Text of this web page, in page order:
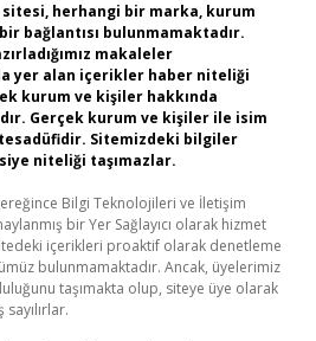
herhangi bir marka, kurum
bağlantısı bulunmamaktadır.
makaleler
yer alan içerikler haber niteliği
kurum ve kişiler hakkında
Gerçek kurum ve kişiler ile isim
Sitemizdeki bilgiler
niteliği taşımazlar.
Bilgi Teknolojileri ve İletişim
bir Yer Sağlayıcı olarak hizmet
içerikleri proaktif olarak denetleme
bulunmamaktadır. Ancak, üyelerimiz
taşımakta olup, siteye üye olarak